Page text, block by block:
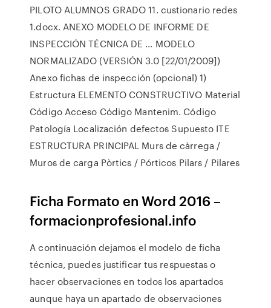
PILOTO ALUMNOS GRADO 11. custionario redes
1.docx. ANEXO MODELO DE INFORME DE
INSPECCIÓN TÉCNICA DE … MODELO
NORMALIZADO (VERSIÓN 3.0 [22/01/2009])
Anexo fichas de inspección (opcional) 1)
Estructura ELEMENTO CONSTRUCTIVO Material
Código Acceso Código Mantenim. Código
Patología Localización defectos Supuesto ITE
ESTRUCTURA PRINCIPAL Murs de càrrega /
Muros de carga Pòrtics / Pórticos Pilars / Pilares
Ficha Formato en Word 2016 –
formacionprofesional.info
A continuación dejamos el modelo de ficha
técnica, puedes justificar tus respuestas o
hacer observaciones en todos los apartados
aunque haya un apartado de observaciones